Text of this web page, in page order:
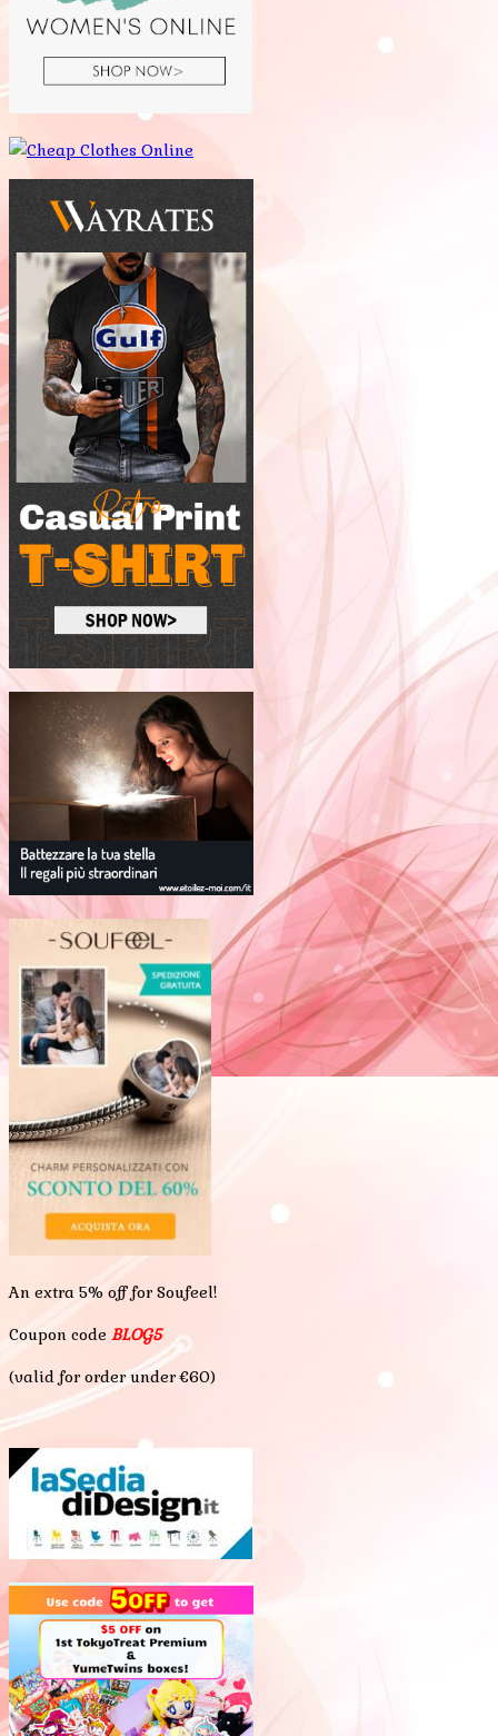
An extra 5% off for Soufeel!
Coupon code BLOG5
(valid for order under €60)